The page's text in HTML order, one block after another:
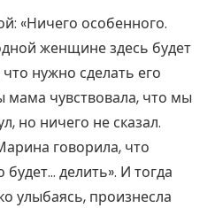
«Ничего особенного.
женщине здесь будет
нужно сделать его
чувствовала, что мы
но ничего не сказал.
говорила, что
делить». И тогда
улыбаясь, произнесла